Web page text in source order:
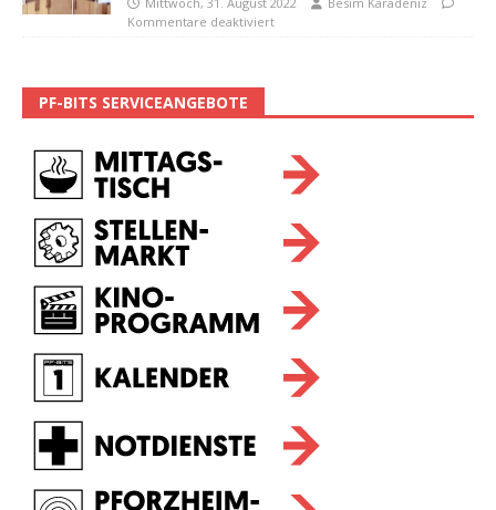
Kommentare deaktiviert
PF-BITS SERVICEANGEBOTE